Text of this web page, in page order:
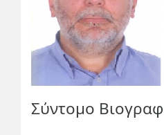
Σύντομο